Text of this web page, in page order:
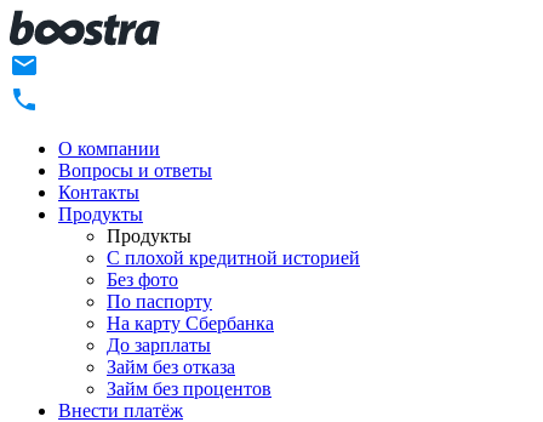
О компании
Вопросы и ответы
Контакты
Продукты
Продукты
C плохой кредитной историей
Без фото
По паспорту
На карту Сбербанка
До зарплаты
Займ без отказа
Займ без процентов
Внести платёж